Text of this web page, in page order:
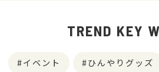
TREND KEY
イベント ひんやりグッズ